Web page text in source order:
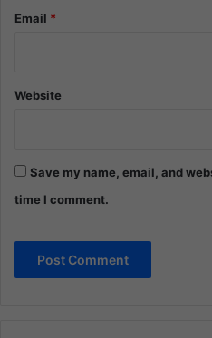
Email *
Website
Save my name, email, and
time I comment.